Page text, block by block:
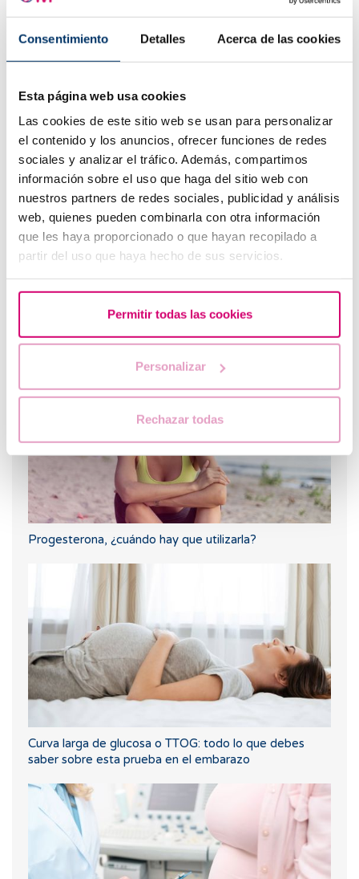
Consentimiento Detalles Acerca de las cookies
Esta página web usa cookies
Las cookies de este sitio web se usan para personalizar
el contenido y los anuncios, ofrecer funciones de redes
sociales y analizar el tráfico. Además, compartimos
información sobre el uso que haga del sitio web con
nuestros partners de redes sociales, publicidad y análisis
web, quienes pueden combinarla con otra información
que les haya proporcionado o que hayan recopilado a
partir del uso que haya hecho de sus servicios.
Permitir todas las cookies
Personalizar
Rechazar todas
Flujo marrón: causas, relación con la regla y el
embarazo
¿Cuáles son los síntomas de implantación embrionaria?
Progesterona, ¿cuándo hay que utilizarla?
Curva larga de glucosa o TTOG: todo lo que debes
saber sobre esta prueba en el embarazo